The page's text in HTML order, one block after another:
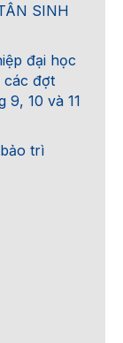
SINH
đại học
các đợt
9, 10 và 11
trì